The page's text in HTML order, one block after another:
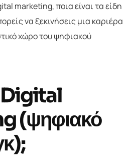
marketing, ποια είναι τα είδη
να ξεκινήσεις μια καριέρα
χώρο του ψηφιακού
Digital
(ψηφιακό